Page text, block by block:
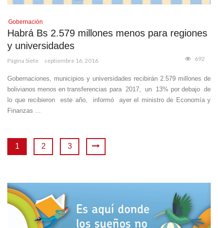
Gobernación
Habrá Bs 2.579 millones menos para regiones
y universidades
Página Siete septiembre 16, 2016 692
Gobernaciones, municipios y universidades recibirán 2.579 millones de
bolivianos menos en transferencias para 2017, un 13% por debajo de
lo que recibieron este año, informó ayer el ministro de Economía y
Finanzas ...
1 2 3